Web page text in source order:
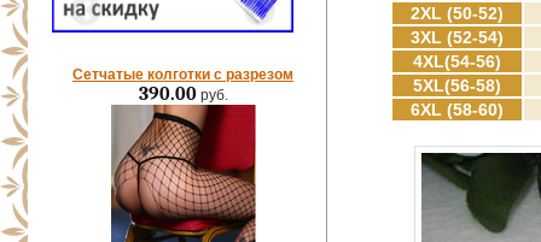
Сетчатые колготки с разрезом
390.00руб.
2XL (50-52)
3XL (52-54)
4XL(54-56)
5XL(56-58)
6XL (58-60)